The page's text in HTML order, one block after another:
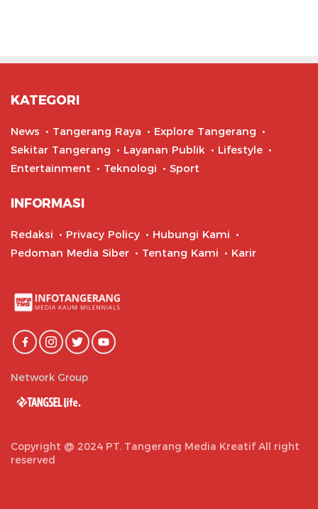
KATEGORI
News Tangerang Raya
Explore Tangerang
Sekitar Tangerang
Layanan Publik
Lifestyle
Entertainment
Teknologi Sport
INFORMASI
Redaksi Privacy Policy
Hubungi Kami
Pedoman Media Siber
Tentang Kami Karir
Network Group
Copyright @ 2024 PT. Tangerang Media Kreatif All right
reserved